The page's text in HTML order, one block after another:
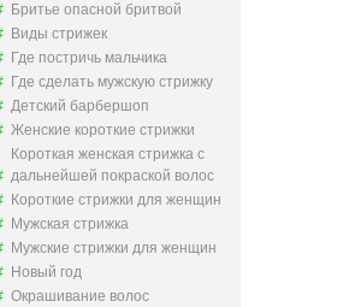
Бритье опасной бритвой
Виды стрижек
Где постричь мальчика
Где сделать мужскую стрижку
Детский барбершоп
Женские короткие стрижки
Короткая женская стрижка с
дальнейшей покраской волос
Короткие стрижки для женщин
Мужская стрижка
Мужские стрижки для женщин
Новый год
Окрашивание волос